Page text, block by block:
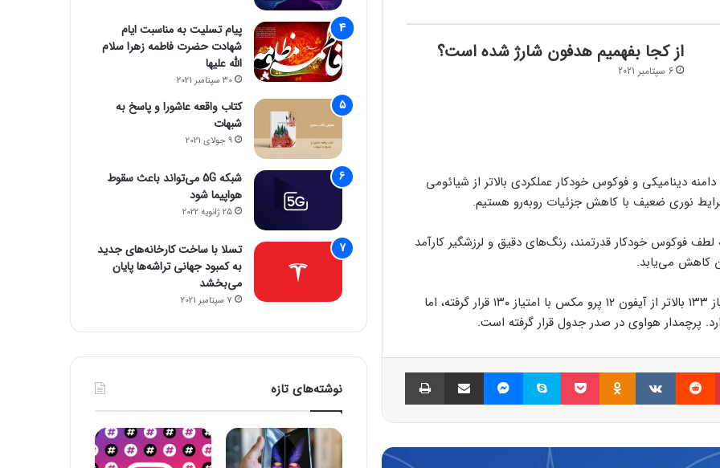
از کجا بفهمیم هدفون شارژ شده است؟
6 سپتامبر 2021
دینامیکی و فوکوس خودکار عملکردی بالاتر از شیائومی
در بخش فیلمبرداری توانسته امتیاز ۱۱۱ را به لطف فوکوس خودکار قدرتمند، رنگ‌های دقیق و لرزشگیر کارآمد
کاهش می‌یابد.
Smartphone for Snapdragon Insiders با کسب امتیاز ۱۳۳ بالاتر از آیفون ۱۲ پرو مکس با امتیاز ۱۳۰ قرار گرفته، اما
پینتریست Reddit
VKontakte
Odnoklassniki پاکت اسکایپ مسنجر اشتراک گذاری با ایمیل
پیام تسلیت به مناسبت ایام
شهادت حضرت فاطمه زهرا سلام
الله علیها
30 سپتامبر 2021
کتاب واقعه عاشورا و پاسخ به
شبهات
9 جولای 2021
شبکه 5G می‌تواند باعث سقوط
هواپیما شود
25 ژانویه 2022
تسلا با ساخت کارخانه‌های جدید
به کمبود جهانی تراشه‌ها پایان
می‌بخشد
7 سپتامبر 2021
نوشته‌های تازه